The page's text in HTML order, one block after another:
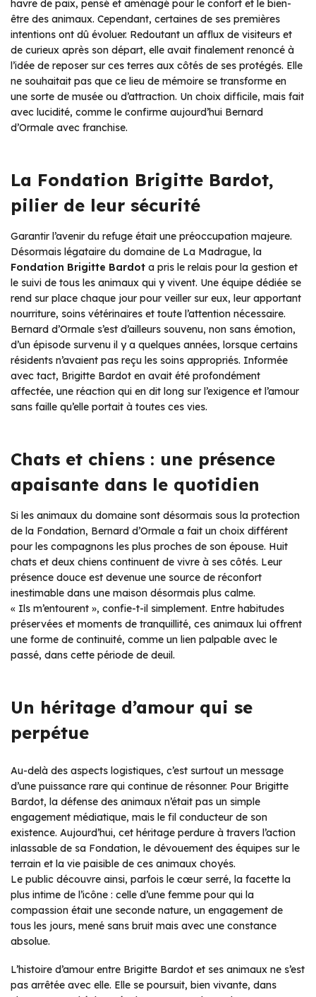
havre de paix, pensé et aménagé pour le confort et le bien-
être des animaux. Cependant, certaines de ses premières
intentions ont dû évoluer. Redoutant un afflux de visiteurs et
de curieux après son départ, elle avait finalement renoncé à
l’idée de reposer sur ces terres aux côtés de ses protégés. Elle
ne souhaitait pas que ce lieu de mémoire se transforme en
une sorte de musée ou d’attraction. Un choix difficile, mais fait
avec lucidité, comme le confirme aujourd’hui Bernard
d’Ormale avec franchise.
La Fondation Brigitte Bardot,
pilier de leur sécurité
Garantir l’avenir du refuge était une préoccupation majeure.
Désormais légataire du domaine de La Madrague, la
Fondation Brigitte Bardot a pris le relais pour la gestion et
le suivi de tous les animaux qui y vivent. Une équipe dédiée se
rend sur place chaque jour pour veiller sur eux, leur apportant
nourriture, soins vétérinaires et toute l’attention nécessaire.
Bernard d’Ormale s’est d’ailleurs souvenu, non sans émotion,
d’un épisode survenu il y a quelques années, lorsque certains
résidents n’avaient pas reçu les soins appropriés. Informée
avec tact, Brigitte Bardot en avait été profondément
affectée, une réaction qui en dit long sur l’exigence et l’amour
sans faille qu’elle portait à toutes ces vies.
Chats et chiens : une présence
apaisante dans le quotidien
Si les animaux du domaine sont désormais sous la protection
de la Fondation, Bernard d’Ormale a fait un choix différent
pour les compagnons les plus proches de son épouse. Huit
chats et deux chiens continuent de vivre à ses côtés. Leur
présence douce est devenue une source de réconfort
inestimable dans une maison désormais plus calme.
« Ils m’entourent », confie-t-il simplement. Entre habitudes
préservées et moments de tranquillité, ces animaux lui offrent
une forme de continuité, comme un lien palpable avec le
passé, dans cette période de deuil.
Un héritage d’amour qui se
perpétue
Au-delà des aspects logistiques, c’est surtout un message
d’une puissance rare qui continue de résonner. Pour Brigitte
Bardot, la défense des animaux n’était pas un simple
engagement médiatique, mais le fil conducteur de son
existence. Aujourd’hui, cet héritage perdure à travers l’action
inlassable de sa Fondation, le dévouement des équipes sur le
terrain et la vie paisible de ces animaux choyés.
Le public découvre ainsi, parfois le cœur serré, la facette la
plus intime de l’icône : celle d’une femme pour qui la
compassion était une seconde nature, un engagement de
tous les jours, mené sans bruit mais avec une constance
absolue.
L’histoire d’amour entre Brigitte Bardot et ses animaux ne s’est
pas arrêtée avec elle. Elle se poursuit, bien vivante, dans